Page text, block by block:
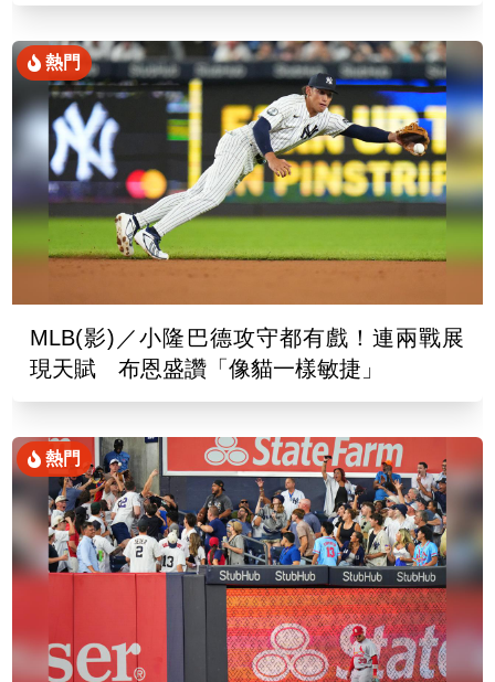
熱門
MLB(影)／小隆巴德攻守都有戲！連兩戰展
現天賦 布恩盛讚「像貓一樣敏捷」
熱門